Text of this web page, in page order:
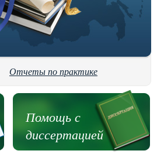
Отчеты по практике
Помощь с
диссертацией